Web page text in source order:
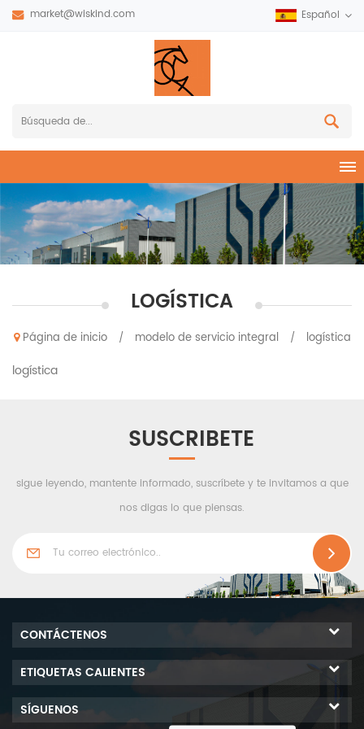
market@wiskind.com Español
LOGÍSTICA
Página de inicio / modelo de servicio integral / logística
logística
SUSCRIBETE
sigue leyendo, mantente informado, suscríbete y te invitamos a que
nos digas lo que piensas.
CONTÁCTENOS
ETIQUETAS CALIENTES
SÍGUENOS